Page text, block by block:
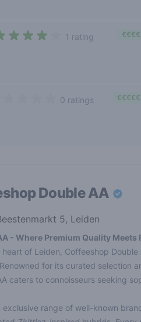
1 rating €€€€
0 ratings €€€€€
Double AA
5, Leiden
- Where Premium Quality Meets
of Leiden, Coffeeshop
for its curated selection
caters to connoisseurs seeking
exclusive range of well-known